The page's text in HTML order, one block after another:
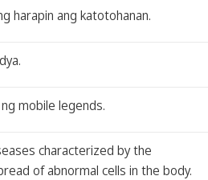
harapin ang katotohanan.
mobile legends.
characterized by the
of abnormal cells in the body.